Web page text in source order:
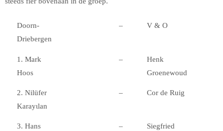
Doorn-
Driebergen
– V & O
1. Mark
Hoos
–
Henk
Groenewoud
2. Nilüfer
Karayιlan
– Cor de Ruig
3. Hans
–
Siegfried